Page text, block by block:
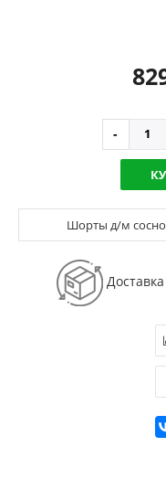
Шорты д/м
Доставка